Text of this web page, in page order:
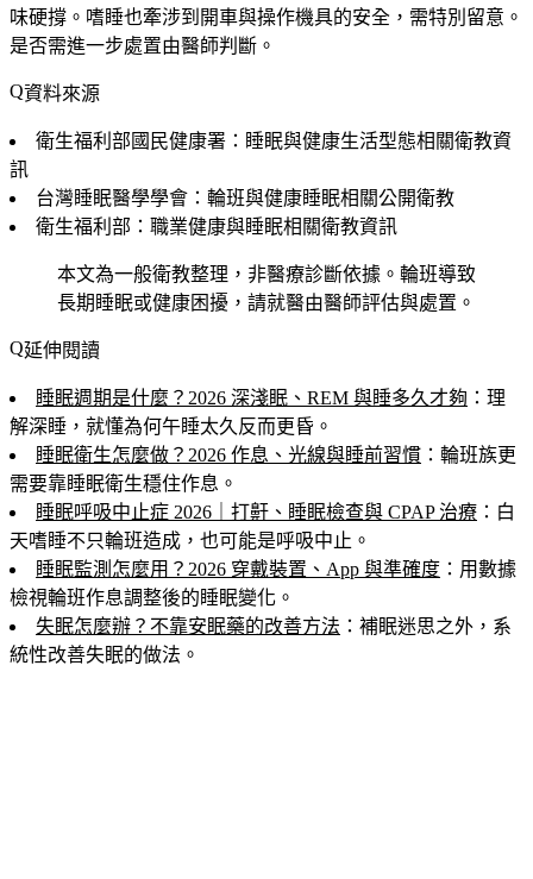
味硬撐。嗜睡也牽涉到開車與操作機具的安全，需特別留意。
是否需進一步處置由醫師判斷。
資料來源
衛生福利部國民健康署：睡眠與健康生活型態相關衛教資
訊
台灣睡眠醫學學會：輪班與健康睡眠相關公開衛教
衛生福利部：職業健康與睡眠相關衛教資訊
本文為一般衛教整理，非醫療診斷依據。輪班導致
長期睡眠或健康困擾，請就醫由醫師評估與處置。
延伸閱讀
睡眠週期是什麼？2026 深淺眠、REM 與睡多久才夠 ：理
解深睡，就懂為何午睡太久反而更昏。
睡眠衛生怎麼做？2026 作息、光線與睡前習慣 ：輪班族更
需要靠睡眠衛生穩住作息。
睡眠呼吸中止症 2026｜打鼾、睡眠檢查與 CPAP 治療 ：白
天嗜睡不只輪班造成，也可能是呼吸中止。
睡眠監測怎麼用？2026 穿戴裝置、App 與準確度 ：用數據
檢視輪班作息調整後的睡眠變化。
失眠怎麼辦？不靠安眠藥的改善方法 ：補眠迷思之外，系
統性改善失眠的做法。